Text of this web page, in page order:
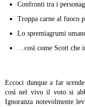
Confronti tra i
Troppa carne al fuoco
Lo spremiagrumi
…così come Scott che
Eccoci dunque a far
così nel vivo il voto si
Ignoranza notevolmente